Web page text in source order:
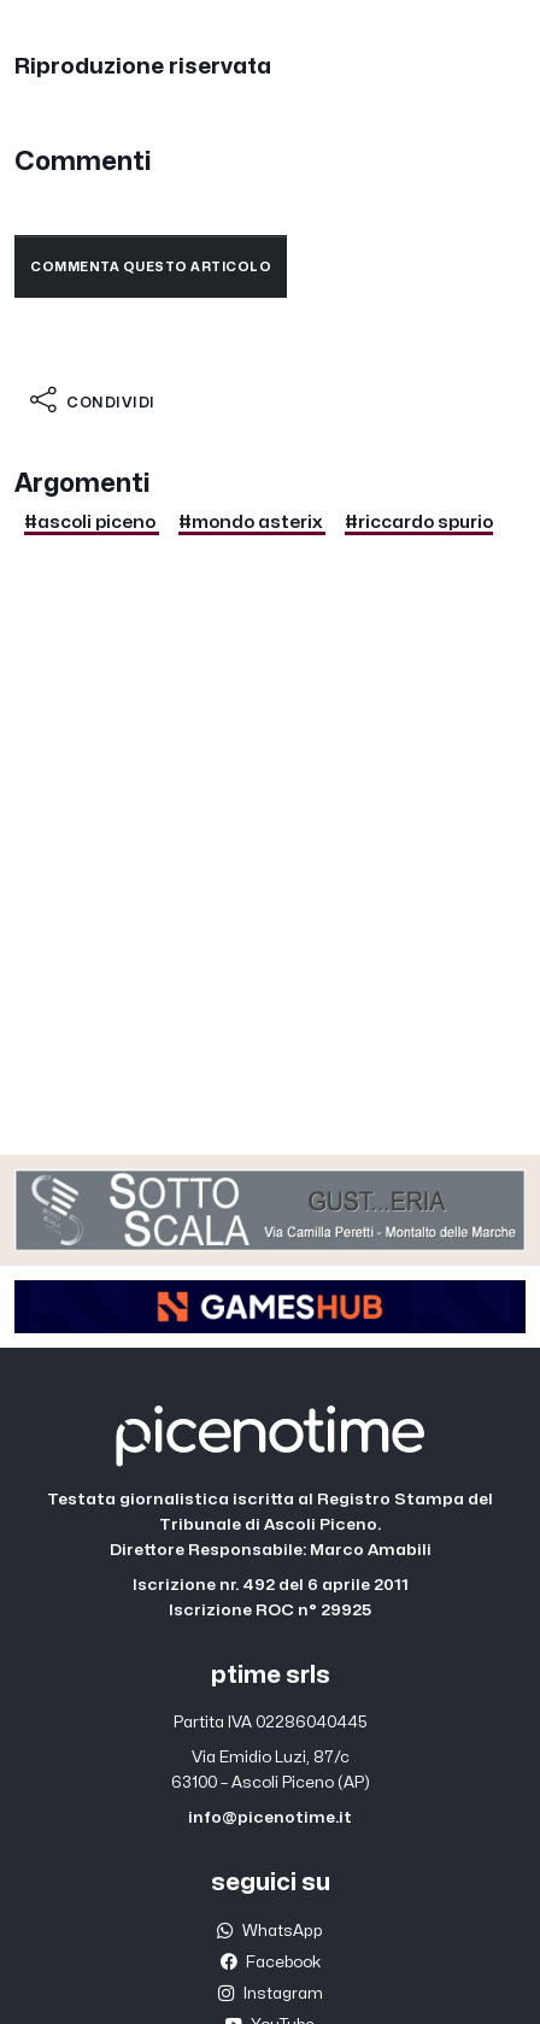
Riproduzione riservata
Commenti
COMMENTA QUESTO ARTICOLO
CONDIVIDI
Argomenti
#ascoli piceno #mondo asterix #riccardo spurio
Testata giornalistica iscritta al Registro Stampa del
Tribunale di Ascoli Piceno.
Direttore Responsabile: Marco Amabili
Iscrizione nr. 492 del 6 aprile 2011
Iscrizione ROC n° 29925
ptime srls
Partita IVA 02286040445
Via Emidio Luzi, 87/c
63100 – Ascoli Piceno (AP)
info@picenotime.it
seguici su
WhatsApp
Facebook
Instagram